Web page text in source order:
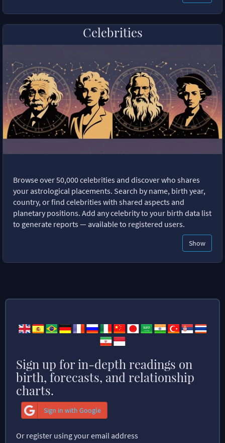
Celebrities
Browse over 50,000 celebrities and discover who shares
your astrological placements. Search by name, birth year,
country, or find celebrities with shared aspects and
planetary positions. Add any celebrity to your birth data list
to generate reports — available to registered users.
Show
Sign up for in-depth readings on
birth, forecasts, and relationship
charts.
Sign in with Google
Or register using your email address